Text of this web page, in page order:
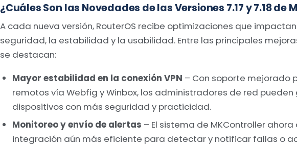
¿Cuáles Son las Novedades de las Versiones 7.17 y 7.18 de
A cada nueva versión, RouterOS recibe optimizaciones que
seguridad, la estabilidad y la usabilidad. Entre las principales
se destacan:
Mayor estabilidad en la conexión VPN – Con soporte mejorado
remotos vía Webfig y Winbox, los administradores de red pueden
dispositivos con más seguridad y practicidad.
Monitoreo y envío de alertas – El sistema de MKController
integración aún más eficiente para detectar y notificar fallas o